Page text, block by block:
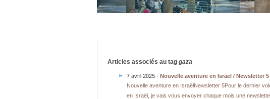
Articles associés au tag gaza
7 avril 2025 - Nouvelle aventure en Israel / Newsletter 5
Nouvelle aventure en IsraëlNewsletter 5Pour le dernier
en Israël, je vais vous envoyer chaque mois une